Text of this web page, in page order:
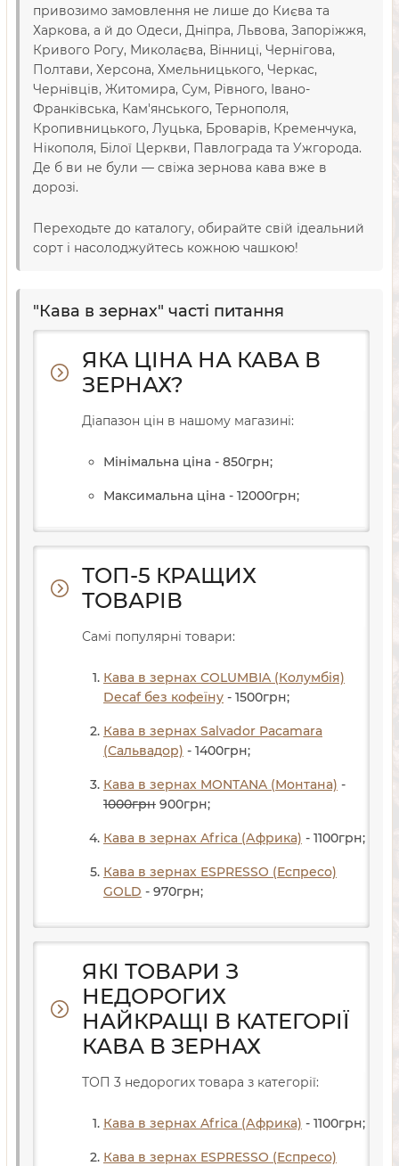
привозимо замовлення не лише до Києва та
Харкова, а й до Одеси, Дніпра, Львова, Запоріжжя,
Кривого Рогу, Миколаєва, Вінниці, Чернігова,
Полтави, Херсона, Хмельницького, Черкас,
Чернівців, Житомира, Сум, Рівного, Івано-
Франківська, Кам'янського, Тернополя,
Кропивницького, Луцька, Броварів, Кременчука,
Нікополя, Білої Церкви, Павлограда та Ужгорода.
Де б ви не були — свіжа зернова кава вже в
дорозі.
Переходьте до каталогу, обирайте свій ідеальний
сорт і насолоджуйтесь кожною чашкою!
"Кава в зернах" часті питання
ЯКА ЦІНА НА КАВА В
ЗЕРНАХ?
Діапазон цін в нашому магазині:
Мінімальна ціна - 850грн;
Максимальна ціна - 12000грн;
ТОП-5 КРАЩИХ
ТОВАРІВ
Самі популярні товари:
Кава в зернах COLUMBIA (Колумбія)
Decaf без кофеїну - 1500грн;
Кава в зернах Salvador Pacamara
(Сальвадор) - 1400грн;
Кава в зернах MONTANA (Монтана) -
1000грн 900грн;
Кава в зернах Africa (Африка) - 1100грн;
Кава в зернах ESPRESSO (Еспресо)
GOLD - 970грн;
ЯКІ ТОВАРИ З
НЕДОРОГИХ
НАЙКРАЩІ В КАТЕГОРІЇ
КАВА В ЗЕРНАХ
ТОП 3 недорогих товара з категорії:
Кава в зернах Africa (Африка) - 1100грн;
Кава в зернах ESPRESSO (Еспресо)